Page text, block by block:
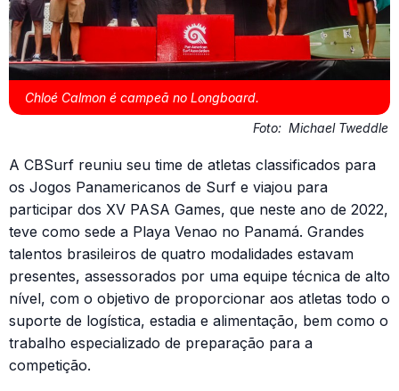
Chloé Calmon é campeã no Longboard.
Foto: Michael Tweddle
A CBSurf reuniu seu time de atletas classificados para
os Jogos Panamericanos de Surf e viajou para
participar dos XV PASA Games, que neste ano de 2022,
teve como sede a Playa Venao no Panamá. Grandes
talentos brasileiros de quatro modalidades estavam
presentes, assessorados por uma equipe técnica de alto
nível, com o objetivo de proporcionar aos atletas todo o
suporte de logística, estadia e alimentação, bem como o
trabalho especializado de preparação para a
competição.